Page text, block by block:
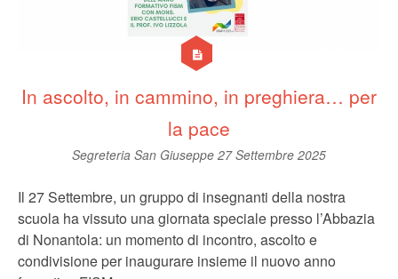
In ascolto, in cammino, in preghiera… per
la pace
Segreteria San Giuseppe 27 Settembre 2025
Il 27 Settembre, un gruppo di insegnanti della nostra
scuola ha vissuto una giornata speciale presso l’Abbazia
di Nonantola: un momento di incontro, ascolto e
condivisione per inaugurare insieme il nuovo anno